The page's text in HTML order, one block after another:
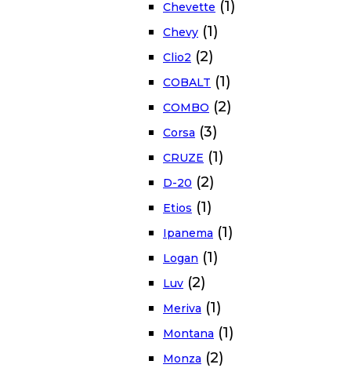
Chevette (1)
Chevy (1)
Clio2 (2)
COBALT (1)
COMBO (2)
Corsa (3)
CRUZE (1)
D-20 (2)
Etios (1)
Ipanema (1)
Logan (1)
Luv (2)
Meriva (1)
Montana (1)
Monza (2)